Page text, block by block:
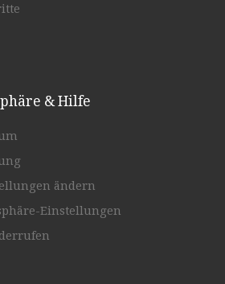
& Hilfe
ändern
Einstellungen